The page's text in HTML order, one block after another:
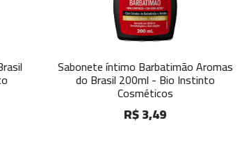
Sabonete íntimo Barbatimão Aromas
do Brasil 200ml - Bio Instinto
Cosméticos
R$ 3,49